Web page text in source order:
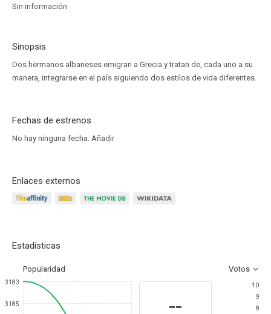
Sin información
Sinopsis
Dos hermanos albaneses emigran a Grecia y tratan de, cada uno a su
manera, integrarse en el país siguiendo dos estilos de vida diferentes.
Fechas de estrenos
No hay ninguna fecha. Añadir
Enlaces externos
Estadísticas
Popularidad Votos
3183
3185 --
10
9
8